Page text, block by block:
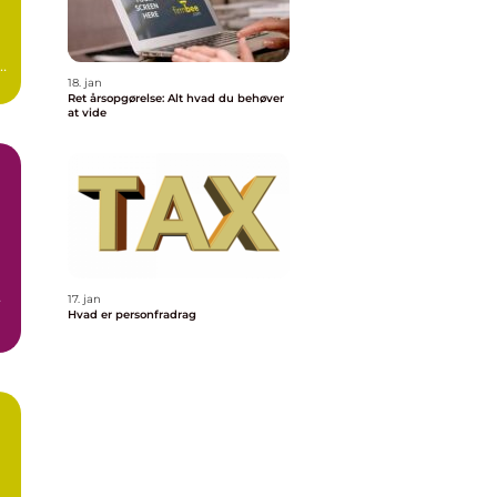
18. jan
Ret årsopgørelse: Alt hvad du behøver
at vide
17. jan
Hvad er personfradrag